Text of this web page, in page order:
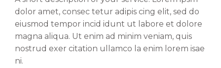
dolor amet, consec tetur adipis cing elit, sed do
eiusmod tempor incid idunt ut labore et dolore
magna aliqua. Ut enim ad minim veniam, quis
nostrud exer citation ullamco la enim lorem isae
ni.